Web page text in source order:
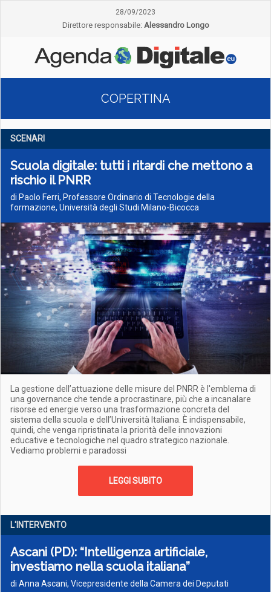
28/09/2023
Direttore responsabile: Alessandro Longo
COPERTINA
SCENARI
Scuola digitale: tutti i ritardi che mettono a
rischio il PNRR
di Paolo Ferri, Professore Ordinario di Tecnologie della
formazione, Università degli Studi Milano-Bicocca
La gestione dell’attuazione delle misure del PNRR è l'emblema di
una governance che tende a procrastinare, più che a incanalare
risorse ed energie verso una trasformazione concreta del
sistema della scuola e dell’Università Italiana. È indispensabile,
quindi, che venga ripristinata la priorità delle innovazioni
educative e tecnologiche nel quadro strategico nazionale.
Vediamo problemi e paradossi
LEGGI SUBITO
L'INTERVENTO
Ascani (PD): “Intelligenza artificiale,
investiamo nella scuola italiana”
di Anna Ascani, Vicepresidente della Camera dei Deputati